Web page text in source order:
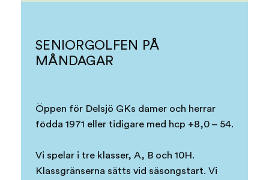
SENIORGOLFEN PÅ
MÅNDAGAR
Öppen för Delsjö GKs damer och herrar
födda 1971 eller tidigare med hcp +8,0 – 54.
Vi spelar i tre klasser, A, B och 10H.
Klassgränserna sätts vid säsongstart. Vi